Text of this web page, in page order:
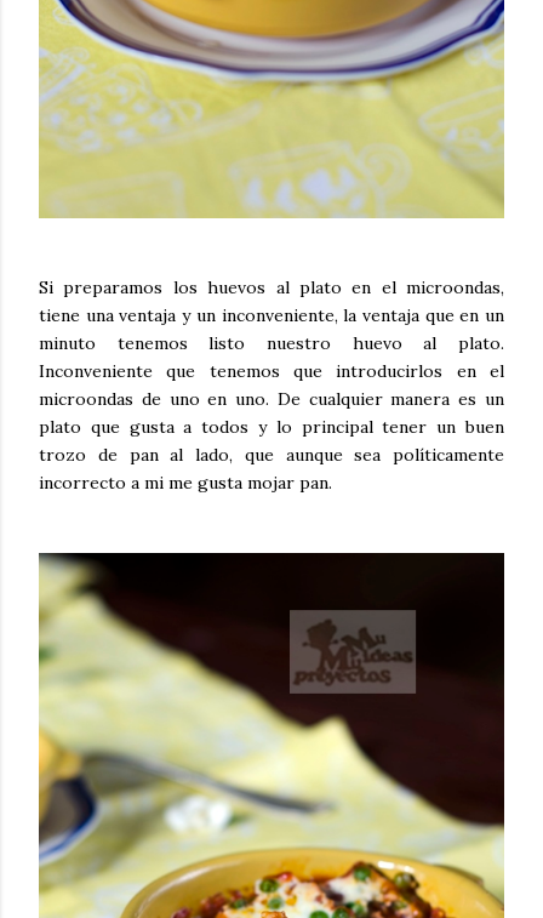
Si preparamos los huevos al plato en el microondas,
tiene una ventaja y un inconveniente, la ventaja que en un
minuto tenemos listo nuestro huevo al plato.
Inconveniente que tenemos que introducirlos en el
microondas de uno en uno. De cualquier manera es un
plato que gusta a todos y lo principal tener un buen
trozo de pan al lado, que aunque sea políticamente
incorrecto a mi me gusta mojar pan.